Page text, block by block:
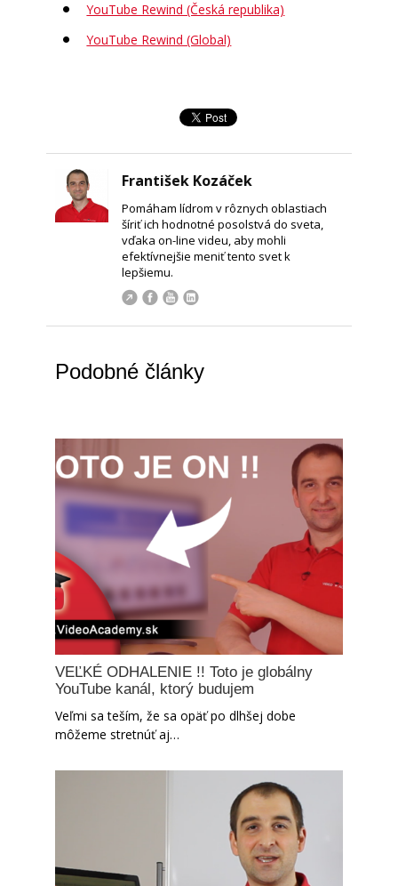
YouTube Rewind (Česká republika)
YouTube Rewind (Global)
František Kozáček
Pomáham lídrom v rôznych oblastiach
šíriť ich hodnotné posolstvá do sveta,
vďaka on-line videu, aby mohli
efektívnejšie meniť tento svet k
lepšiemu.
Podobné články
VEĽKÉ ODHALENIE !! Toto je globálny
YouTube kanál, ktorý budujem
Veľmi sa teším, že sa opäť po dlhšej dobe
môžeme stretnúť aj…